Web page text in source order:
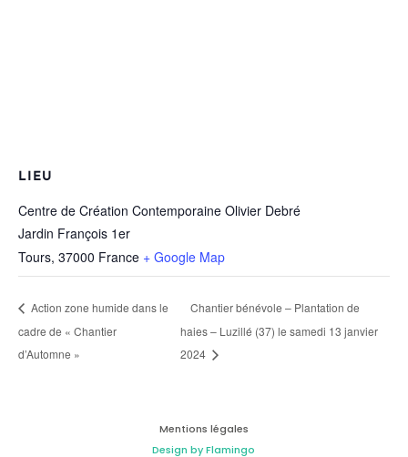
LIEU
Centre de Création Contemporaine Olivier Debré
Jardin François 1er
Tours, 37000 France + Google Map
Action zone humide dans le
cadre de « Chantier
d’Automne »
Chantier bénévole – Plantation de
haies – Luzillé (37) le samedi 13 janvier
2024
Mentions légales
Design by Flamingo